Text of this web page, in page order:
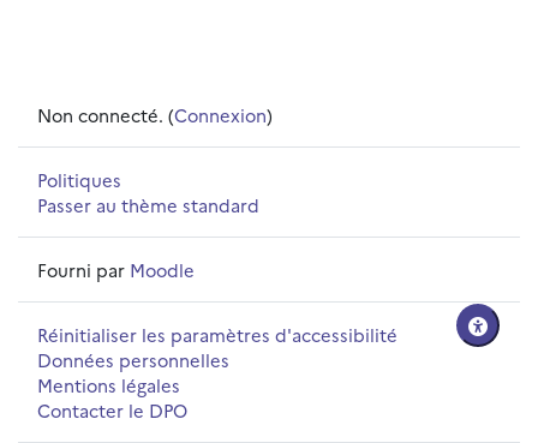
Non connecté. (Connexion)
Politiques
Passer au thème standard
Fourni par Moodle
Réinitialiser les paramètres d'accessibilité
Données personnelles
Mentions légales
Contacter le DPO